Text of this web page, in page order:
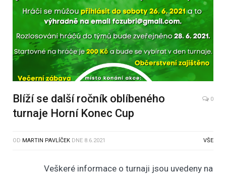
Blíží se další ročník oblíbeného
turnaje Horní Konec Cup
0
OD MARTIN PAVLÍČEK DNE 8.6.2021 VŠE
Veškeré informace o turnaji jsou uvedeny na